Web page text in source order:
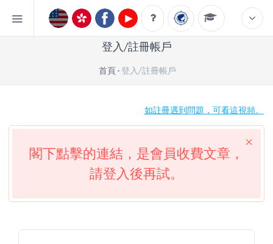
登入/註冊帳戶
首頁 登入/註冊帳戶
如註冊遇到問題，可看這視頻。
閣下點擊的連結，是會員收費文章，
請登入後再試。